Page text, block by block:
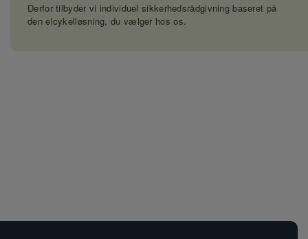
Derfor tilbyder vi individuel sikkerhedsrådgivning baseret på
den elcykelløsning, du vælger hos os.